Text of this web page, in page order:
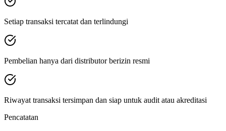
Setiap transaksi tercatat dan terlindungi
Pembelian hanya dari distributor berizin resmi
Riwayat transaksi tersimpan dan siap untuk audit atau akreditasi
Pencatatan